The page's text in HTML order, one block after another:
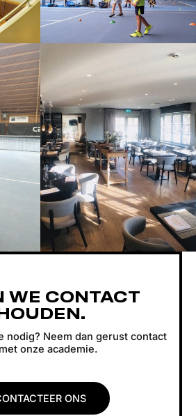
WE CONTACT
HOUDEN.
nodig? Neem dan gerust contact
onze academie.
ONS